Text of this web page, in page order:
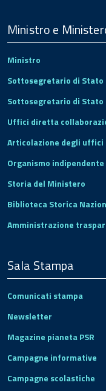
Footer
Ministro e
Ministro
Sottosegretario di Stato
Sottosegretario di Stato
Uffici diretta
Articolazione degli uffici
Organismo
Storia del Ministero
Biblioteca Storica
Amministrazione
Sala Stampa
Comunicati stampa
Newsletter
Magazine pianeta PSR
Campagne informative
Campagne scolastiche